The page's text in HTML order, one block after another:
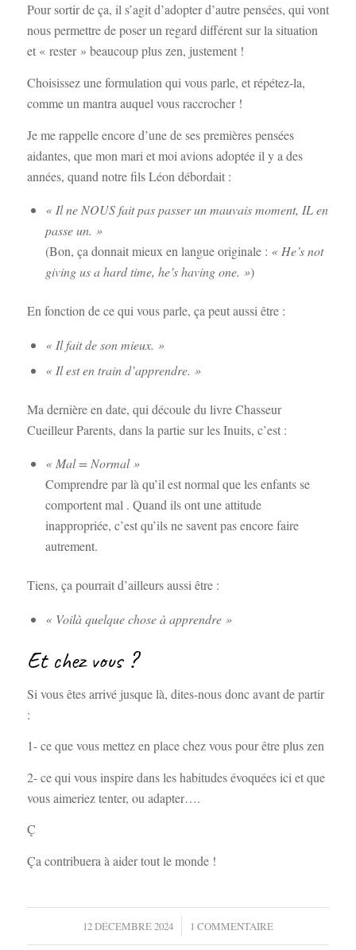
Pour sortir de ça, il s’agit d’adopter d’autre pensées, qui vont
nous permettre de poser un regard différent sur la situation
et « rester » beaucoup plus zen, justement !
Choisissez une formulation qui vous parle, et répétez-la,
comme un mantra auquel vous raccrocher !
Je me rappelle encore d’une de ses premières pensées
aidantes, que mon mari et moi avions adoptée il y a des
années, quand notre fils Léon débordait :
« Il ne NOUS fait pas passer un mauvais moment, IL en
passe un. »
(Bon, ça donnait mieux en langue originale : « He’s not
giving us a hard time, he’s having one. »)
En fonction de ce qui vous parle, ça peut aussi être :
« Il fait de son mieux. »
« Il est en train d’apprendre. »
Ma dernière en date, qui découle du livre Chasseur
Cueilleur Parents, dans la partie sur les Inuits, c’est :
« Mal = Normal »
Comprendre par là qu’il est normal que les enfants se
comportent mal . Quand ils ont une attitude
inappropriée, c’est qu’ils ne savent pas encore faire
autrement.
Tiens, ça pourrait d’ailleurs aussi être :
« Voilà quelque chose à apprendre »
Et chez vous ?
Si vous êtes arrivé jusque là, dites-nous donc avant de partir
:
1- ce que vous mettez en place chez vous pour être plus zen
2- ce qui vous inspire dans les habitudes évoquées ici et que
vous aimeriez tenter, ou adapter….
Ç
Ça contribuera à aider tout le monde !
12 DÉCEMBRE 2024
/ 1 COMMENTAIRE